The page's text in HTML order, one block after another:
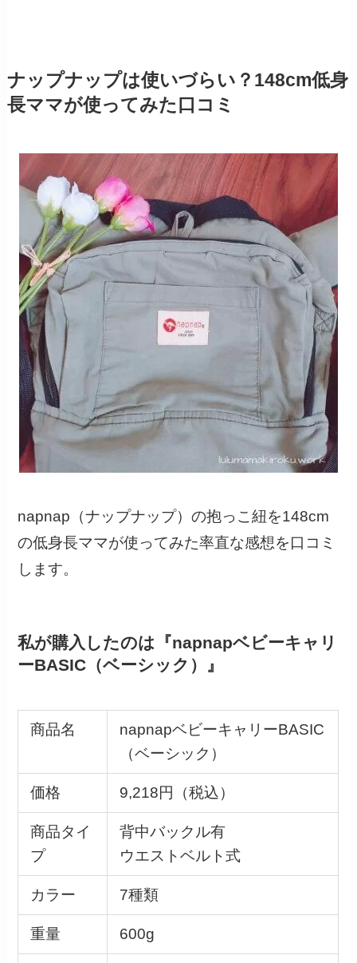
ナップナップは使いづらい？148cm低身
長ママが使ってみた口コミ
napnap（ナップナップ）の抱っこ紐を148cm
の低身長ママが使ってみた率直な感想を口コミ
します。
私が購入したのは『napnapベビーキャリ
ーBASIC（ベーシック）』
商品名
napnapベビーキャリーBASIC
（ベーシック）
価格 9,218円（税込）
商品タイ
プ
背中バックル有
ウエストベルト式
カラー 7種類
重量 600g